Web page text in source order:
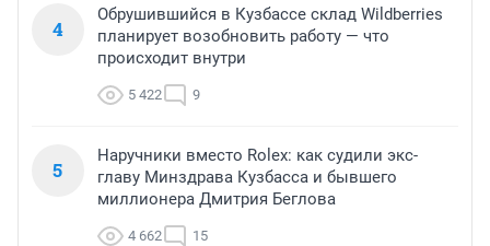
4
Обрушившийся в Кузбассе склад Wildberries
планирует возобновить работу — что
происходит внутри
5 422 9
5
Наручники вместо Rolex: как судили экс-
главу Минздрава Кузбасса и бывшего
миллионера Дмитрия Беглова
4 662 15